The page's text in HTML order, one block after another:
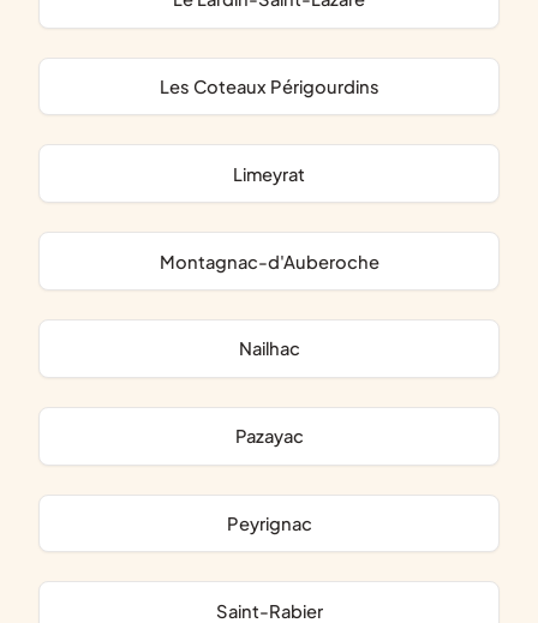
Les Coteaux Périgourdins
Limeyrat
Montagnac-d'Auberoche
Nailhac
Pazayac
Peyrignac
Saint-Rabier